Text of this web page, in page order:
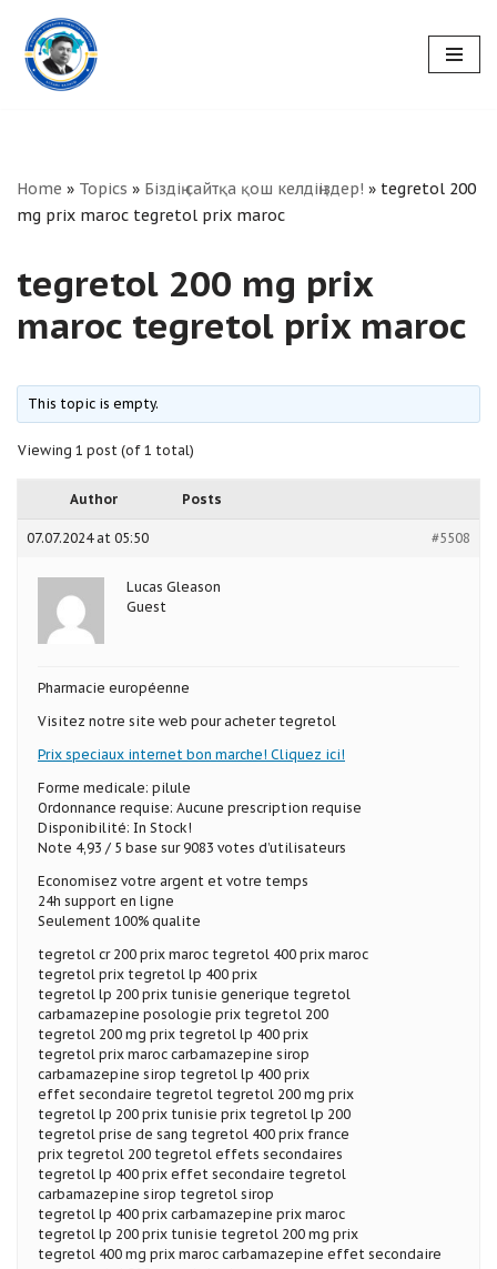
Skip
to
Home » Topics » Біздің сайтқа қош келдіңіздер! » tegretol 200
mg prix maroc tegretol prix maroc
tegretol 200 mg prix
maroc tegretol prix maroc
This topic is empty.
Viewing 1 post (of 1 total)
Author Posts
07.07.2024 at 05:50 #5508
Lucas Gleason
Guest
Pharmacie européenne
Visitez notre site web pour acheter tegretol
Prix speciaux internet bon marche! Cliquez ici!
Forme medicale: pilule
Ordonnance requise: Aucune prescription requise
Disponibilité: In Stock!
Note 4,93 / 5 base sur 9083 votes d’utilisateurs
Economisez votre argent et votre temps
24h support en ligne
Seulement 100% qualite
tegretol cr 200 prix maroc tegretol 400 prix maroc
tegretol prix tegretol lp 400 prix
tegretol lp 200 prix tunisie generique tegretol
carbamazepine posologie prix tegretol 200
tegretol 200 mg prix tegretol lp 400 prix
tegretol prix maroc carbamazepine sirop
carbamazepine sirop tegretol lp 400 prix
effet secondaire tegretol tegretol 200 mg prix
tegretol lp 200 prix tunisie prix tegretol lp 200
tegretol prise de sang tegretol 400 prix france
prix tegretol 200 tegretol effets secondaires
tegretol lp 400 prix effet secondaire tegretol
carbamazepine sirop tegretol sirop
tegretol lp 400 prix carbamazepine prix maroc
tegretol lp 200 prix tunisie tegretol 200 mg prix
tegretol 400 mg prix maroc carbamazepine effet secondaire